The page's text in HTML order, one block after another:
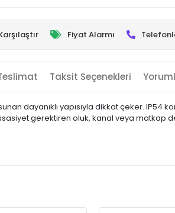
Fiyat Alarmı
Taksit Seçenekleri
dayanıklı yapısıyla dikkat çeker. IP54
gerektiren oluk, kanal veya matkap